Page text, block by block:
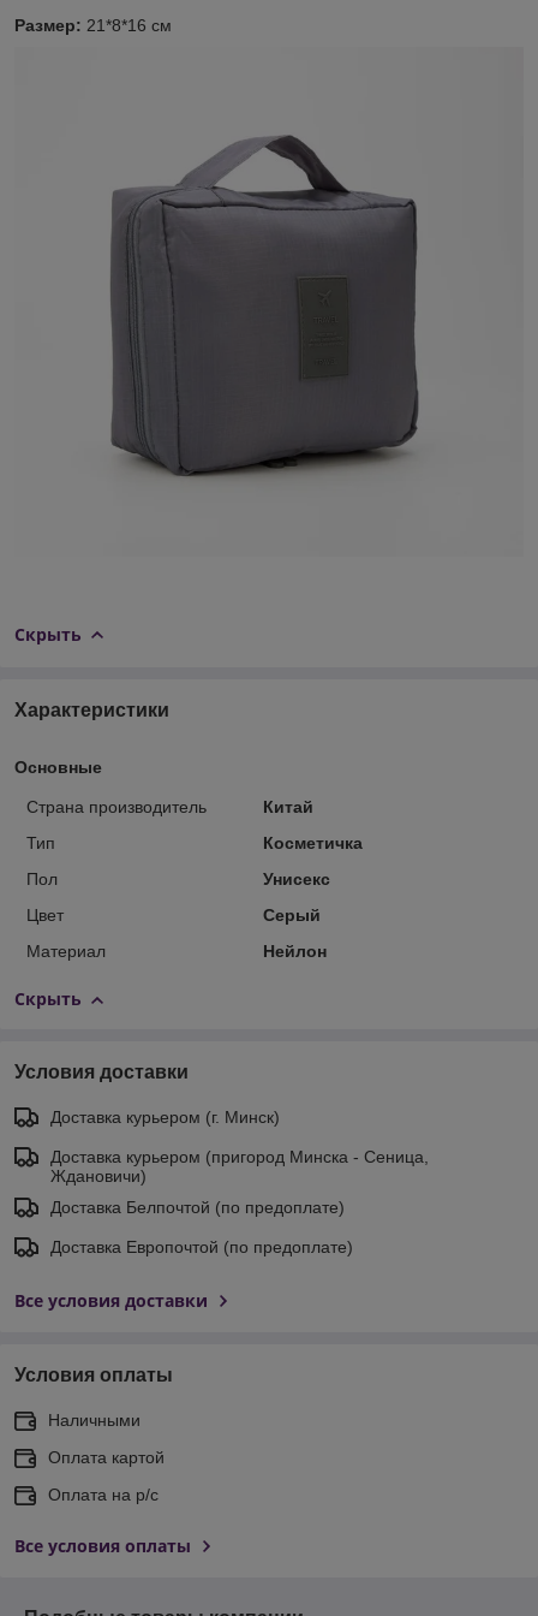
Размер: 21*8*16 см
Скрыть
Характеристики
Основные
Страна производитель
Китай
Тип
Косметичка
Пол
Унисекс
Цвет
Серый
Материал
Нейлон
Скрыть
Условия доставки
Доставка курьером (г. Минск)
Доставка курьером (пригород Минска - Сеница,
Ждановичи)
Доставка Белпочтой (по предоплате)
Доставка Европочтой (по предоплате)
Все условия доставки
Условия оплаты
Наличными
Оплата картой
Оплата на р/с
Все условия оплаты